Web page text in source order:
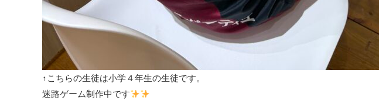
↑こちらの生徒は小学４年生の生徒です。
迷路ゲーム制作中です